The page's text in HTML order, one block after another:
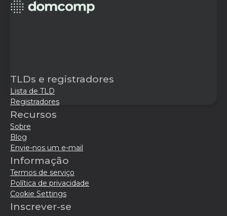
TLDs e registradores
Lista de TLD
Registradores
Recursos
Sobre
Blog
Envie-nos um e-mail
Informação
Termos de serviço
Política de privacidade
Cookie Settings
Inscrever-se